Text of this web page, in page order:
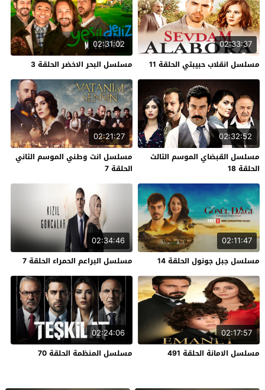
02:33:37
مسلسل انقلاب حبيبتي الحلقة 11
02:31:02
مسلسل البحر الاخضر الحلقة 3
02:32:52
مسلسل القبضاي الموسم الثالث
الحلقة 18
02:21:27
مسلسل انت وطني الموسم الثاني
الحلقة 7
02:11:47
مسلسل جبل جونول الحلقة 14
02:34:46
مسلسل البراعم الحمراء الحلقة 7
02:17:57
مسلسل الامانة الحلقة 491
02:24:06
مسلسل المنظمة الحلقة 70